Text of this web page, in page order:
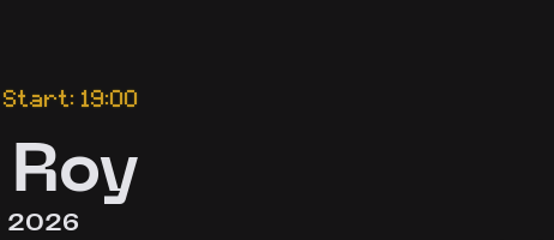
Start: 19:00
2026